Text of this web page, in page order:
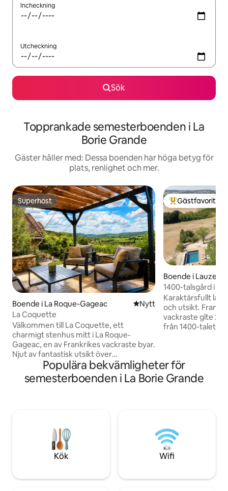
Incheckning
Utcheckning
Sök
Topprankade semesterboenden i La
Borie Grande
Gäster håller med: Dessa boenden har höga betyg för
plats, renlighet och mer.
Superhost
Superhost
Boende i La Roque-Gageac Nytt ställe att bo på
Nytt
La Coquette
Välkommen till La Coquette, ett
charmigt stenhus mitt i La Roque-
Gageac, en av Frankrikes vackraste byar.
Njut av fantastisk utsikt över
Dordognedalen, närliggande caféer,
affärer och promenader längs floden.
Från huset kan du titta på
moderna bekvämligheter, allt i en
lugnande atmosfär. Nära Sarlat, Domme,
Beynac och mycket mer är det en
perfekt bas för en romantisk semester
Populär
Gästfavorit
Boende i Lauzerte
1400-talsgård i
Karaktärsfullt
och utsikt.
vackraste gîte
från 1400-talet,
badrum/toalett,
golvvärme och
Panoramautsikt,
Populära bekvämligheter för
semesterboenden i La Borie Grande
Kök Wifi